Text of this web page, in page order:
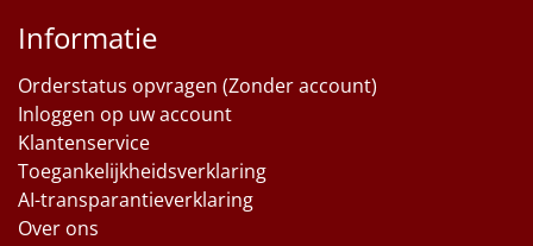
Informatie
Orderstatus opvragen (Zonder account)
Inloggen op uw account
Klantenservice
Toegankelijkheidsverklaring
AI-transparantieverklaring
Over ons